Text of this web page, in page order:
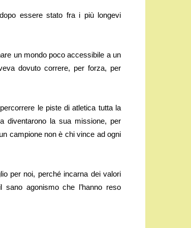
essere stato fra i più longevi
un mondo poco accessibile a un
dovuto correre, per forza, per
le piste di atletica tutta la
diventarono la sua missione, per
campione non è chi vince ad ogni
per noi, perché incarna dei valori
agonismo che l’hanno reso